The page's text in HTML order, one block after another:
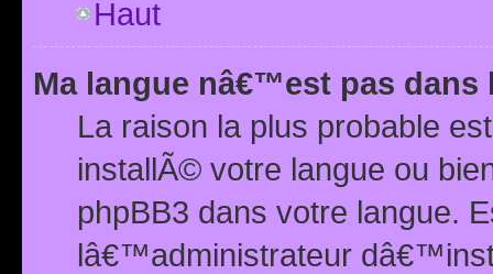
Haut
Ma langue nâ€™est pas dans
La raison la plus probable
installÃ© votre langue ou
phpBB3 dans votre langue.
lâ€™administrateur